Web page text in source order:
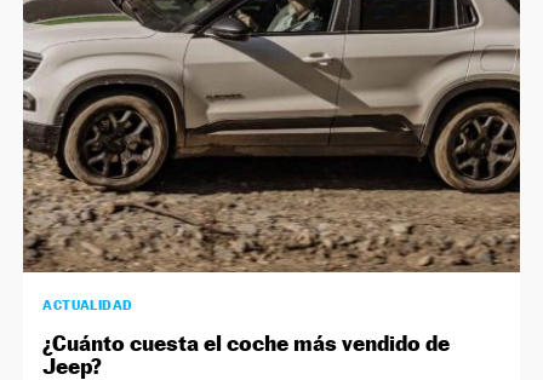
ACTUALIDAD
¿Cuánto cuesta el coche más vendido de
Jeep?